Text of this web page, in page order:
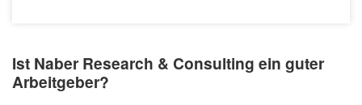
Ist Naber Research & Consulting ein guter
Arbeitgeber?